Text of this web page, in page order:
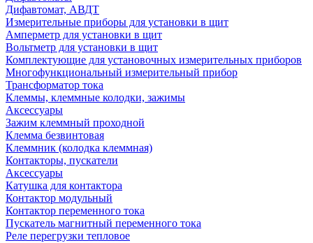
Дифавтомат, АВДТ
Измерительные приборы для установки в щит
Амперметр для установки в щит
Вольтметр для установки в щит
Комплектующие для установочных измерительных приборов
Многофункциональный измерительный прибор
Трансформатор тока
Клеммы, клеммные колодки, зажимы
Аксессуары
Зажим клеммный проходной
Клемма безвинтовая
Клеммник (колодка клеммная)
Контакторы, пускатели
Аксессуары
Катушка для контактора
Контактор модульный
Контактор переменного тока
Пускатель магнитный переменного тока
Реле перегрузки тепловое